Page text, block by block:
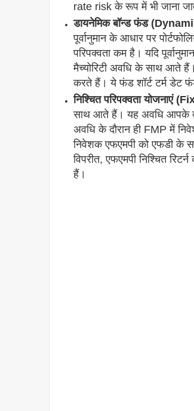
rate risk के रूप में भी जाना
डायनेमिक बॉन्ड फंड
पूर्वानुमान के आधार पर
परिपक्वता कम है। यदि
मैच्योरिटी अवधि के साथ आते
करते हैं। ये फंड शॉर्ट टर्म डेट
निश्चित परिपक्वता योजनाएं
साथ आते हैं। यह अवधि आपके
अवधि के दौरान ही FMP में
निवेशक एफएमपी को एफडी के
विपरीत, एफएमपी निश्चित
हैं।